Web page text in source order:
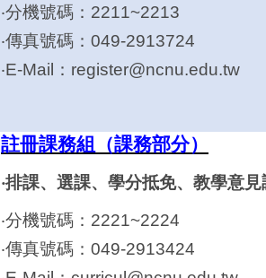
‧分機號碼：2211~2213
‧傳真號碼：049-2913724
‧E-Mail： register@ncnu.edu.tw
註冊課務組 （課務部分）
‧排課、選課、學分抵免、教學意
‧分機號碼：2221~2224
‧傳真號碼：049-2913424